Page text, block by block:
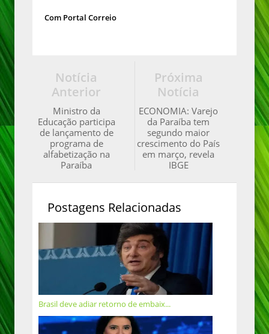
Com Portal Correio
Próxima
Notícia
ECONOMIA: Varejo
da Paraíba tem
segundo maior
crescimento do País
em março, revela
IBGE
Notícia
Anterior
Ministro da
Educação participa
de lançamento de
programa de
alfabetização na
Paraíba
Postagens Relacionadas
Brasil deve adiar retorno de embaix...